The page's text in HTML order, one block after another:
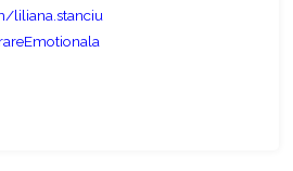
liliana.stanciu